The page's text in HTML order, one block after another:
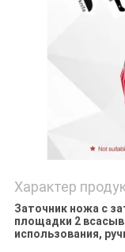
Характер
Заточник ножа с
площадки 2
использования,